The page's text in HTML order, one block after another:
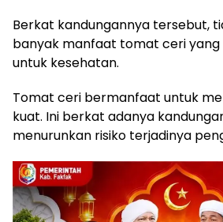
Berkat kandungannya tersebut,
banyak manfaat tomat ceri yang
untuk kesehatan.
Tomat ceri bermanfaat untuk
kuat. Ini berkat adanya
menurunkan risiko terjadinya